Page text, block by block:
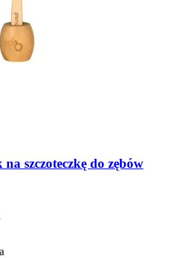
szczoteczkę do zębów